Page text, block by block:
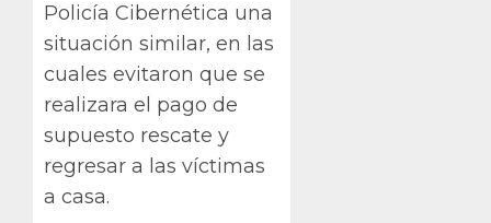
Policía Cibernética una
situación similar, en las
cuales evitaron que se
realizara el pago de
supuesto rescate y
regresar a las víctimas
a casa.